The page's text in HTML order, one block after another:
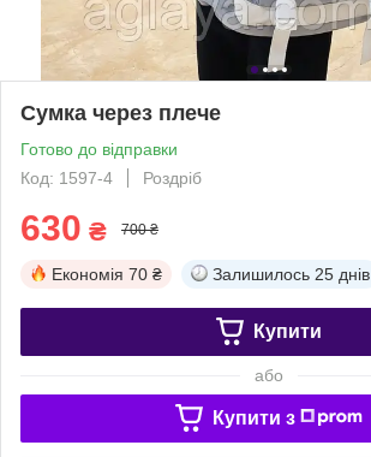
Сумка через плече
Готово до відправки
Код: 1597-4
Роздріб
630 ₴ 700 ₴
Економія 70 ₴ Залишилось 25 днів
Купити
або
Купити з